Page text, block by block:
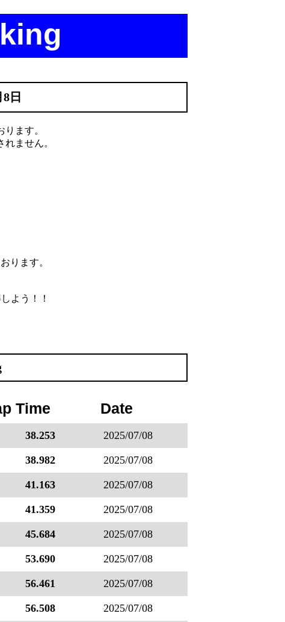
日
ます。
ません。
ります。
よう！！
Time Date
38.253 2025/07/08
38.982 2025/07/08
41.163 2025/07/08
41.359 2025/07/08
45.684 2025/07/08
53.690 2025/07/08
56.461 2025/07/08
56.508 2025/07/08